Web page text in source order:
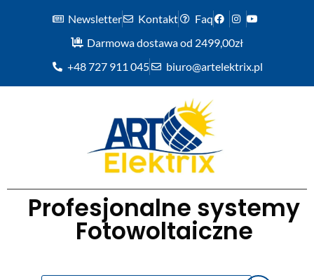
Newsletter Kontakt
Faq
Darmowa dostawa od 2499,00zł
+48 727 911 045
biuro@artelektrix.pl
Profesjonalne systemy
Fotowoltaiczne